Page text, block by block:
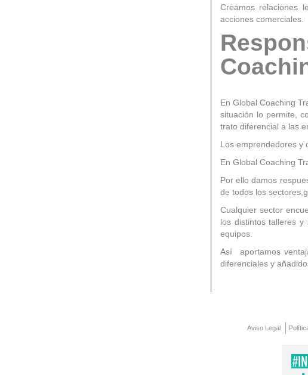
Creamos relaciones
acciones comerciales.
En Global Coaching
situación lo permite,
trato diferencial a las
Los emprendedores y
En Global Coaching
Por ello damos
de todos los
Cualquier sector
los distintos talleres
equipos.
Así aportamos
diferenciales y
Aviso Legal